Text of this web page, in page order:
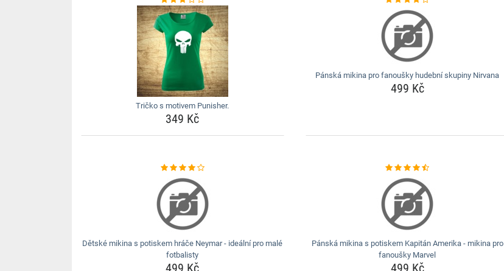
Tričko s motivem Punisher.
349 Kč
Pánská mikina pro fanoušky hudební skupiny Nirvana
499 Kč
Dětské mikina s potiskem hráče Neymar - ideální pro malé
fotbalisty
499 Kč
Pánská mikina s potiskem Kapitán Amerika - mikina pro
fanoušky Marvel
499 Kč